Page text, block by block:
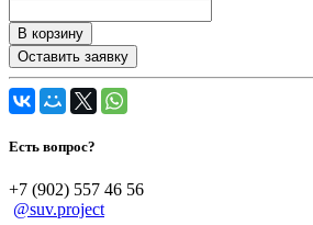
В корзину
Оставить заявку
Есть вопрос?
+7 (902) 557 46 56
@suv.project